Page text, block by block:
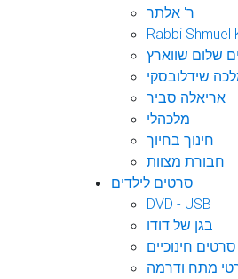
ר' אלתר
Rabbi Shmuel
שלום שווארץ
שידלובסקי
אריאלה סביר
מלכהלי
חינוך בחיוך
חבורת מצוות
סרטים לילדים
DVD - USB
בגן של דודו
סרטים חינוכיים
מתח ודרמה